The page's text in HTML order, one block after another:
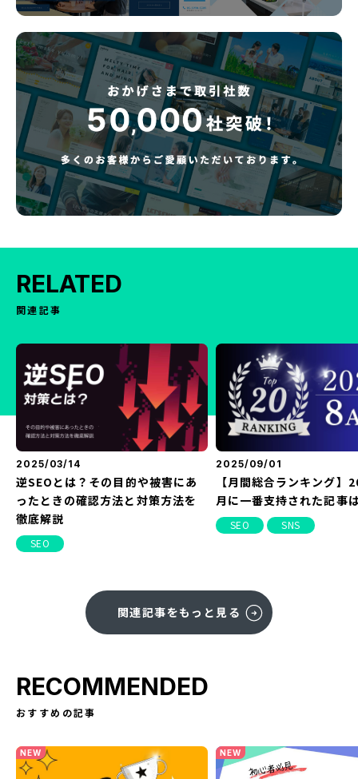
RELATED
関連記事
2025/03/14
逆SEOとは？その目的や被害にあ
ったときの確認方法と対策方法を
徹底解説
SEO
2025/09/01
【月間総合ランキング】
月に一番支持された記事
SEO SNS
関連記事をもっと見る
RECOMMENDED
おすすめの記事
NEW NEW